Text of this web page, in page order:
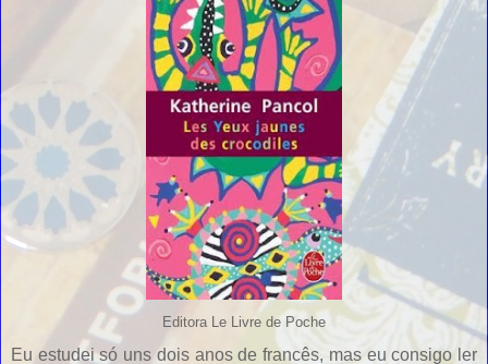
Editora Le Livre de Poche
Eu estudei só uns dois anos de francês, mas eu consigo ler